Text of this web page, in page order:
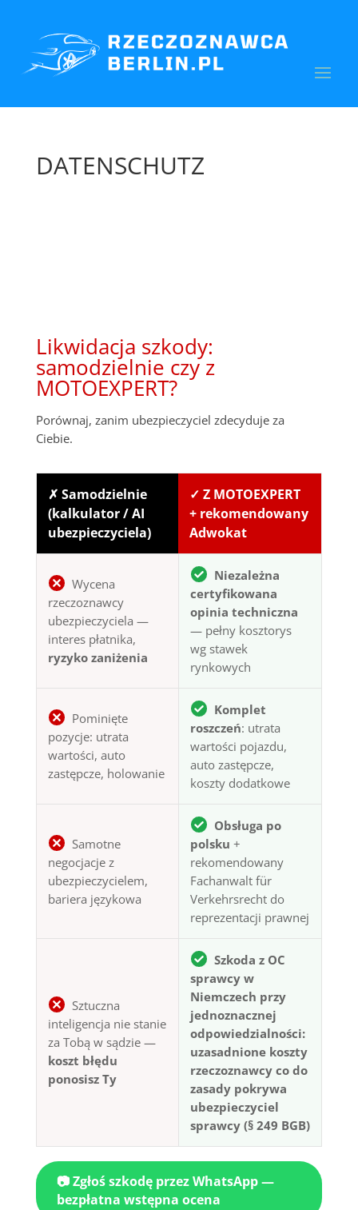
DATENSCHUTZ
Likwidacja szkody:
samodzielnie czy z
MOTOEXPERT?
Porównaj, zanim ubezpieczyciel zdecyduje za
Ciebie.
✗ Samodzielnie
(kalkulator / AI
ubezpieczyciela)
✓ Z MOTOEXPERT
+ rekomendowany
Adwokat
Wycena
rzeczoznawcy
ubezpieczyciela —
interes płatnika,
ryzyko zaniżenia
Niezależna
certyfikowana
opinia techniczna
— pełny kosztorys
wg stawek
rynkowych
Pominięte
pozycje: utrata
wartości, auto
zastępcze, holowanie
Komplet
roszczeń: utrata
wartości pojazdu,
auto zastępcze,
koszty dodatkowe
Samotne
negocjacje z
ubezpieczycielem,
bariera językowa
Obsługa po
polsku +
rekomendowany
Fachanwalt für
Verkehrsrecht do
reprezentacji prawnej
Sztuczna
inteligencja nie stanie
za Tobą w sądzie —
koszt błędu
ponosisz Ty
Szkoda z OC
sprawcy w
Niemczech przy
jednoznacznej
odpowiedzialności:
uzasadnione koszty
rzeczoznawcy co do
zasady pokrywa
ubezpieczyciel
sprawcy (§ 249 BGB)
📷 Zgłoś szkodę przez WhatsApp —
bezpłatna wstępna ocena